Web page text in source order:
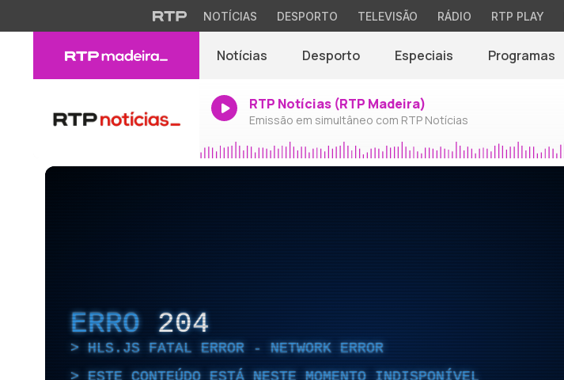
NOTÍCIAS DESPORTO TELEVISÃO RÁDIO RTP PLAY
Notícias Desporto Especiais Programas
RTP Notícias (RTP Madeira)
Emissão em simultâneo com RTP Notícias
ERRO 204
HLS.JS FATAL ERROR - NETWORK ERROR
ESTE CONTEÚDO ESTÁ NESTE MOMENTO INDISPONÍVEL